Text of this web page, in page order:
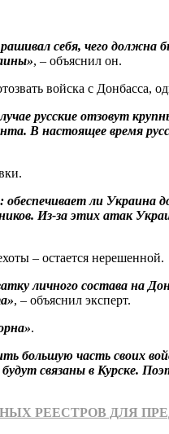
себя, чего должна
, – объяснил он.
войска с Донбасса,
русские отзовут
В настоящее время
ли Украина
Из-за этих атак
– остается нерешенной.
личного состава на
, – объяснил эксперт.
.
часть своих
связаны в Курске.
РЕЕСТРОВ ДЛЯ